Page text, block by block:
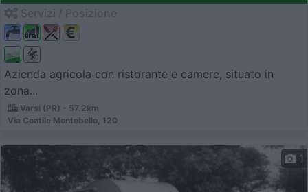
Azienda agricola con ristorante e camere, situato in
zona...
Varsi (PR) - 57.2km
Via Contile Montebello, 120
1